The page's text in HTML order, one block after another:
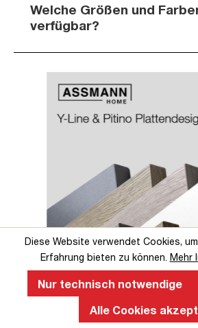
Welche Größen und
verfügbar?
Perfekte Ergonomie
höhenverstellbaren
Diese Website verwendet Cookies,
Erfahrung bieten zu können. Mehr
Nur technisch notwendige
Alle Cookies